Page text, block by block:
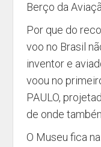
Berço da
Por que do
voo no Brasil
inventor e
voou no
PAULO,
de onde
O Museu fica